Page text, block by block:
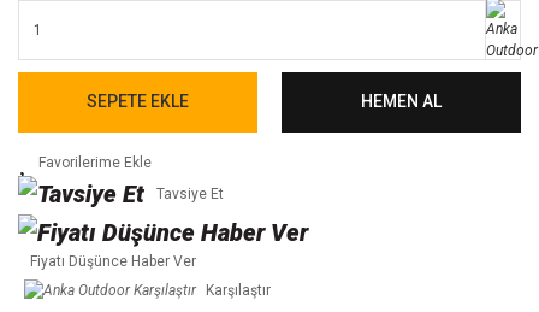
SEPETE EKLE HEMEN AL
Tavsiye Et
Fiyatı Düşünce Haber Ver
Karşılaştır